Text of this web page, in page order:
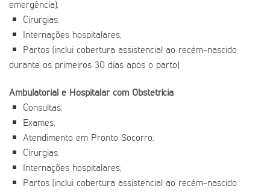
emergência);
Cirurgias;
Internações hospitalares;
Partos (inclui cobertura assistencial ao recém-nascido
durante os primeiros 30 dias após o parto).
Ambulatorial e Hospitalar com Obstetrícia
Consultas;
Exames;
Atendimento em Pronto Socorro;
Cirurgias;
Internações hospitalares;
Partos (inclui cobertura assistencial ao recém-nascido